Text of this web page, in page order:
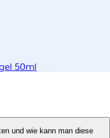
50ml
und wie kann man diese